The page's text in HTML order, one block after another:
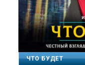
ЧТО БУДЕТ